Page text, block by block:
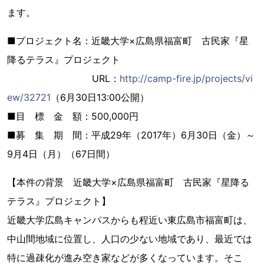
ます。
■プロジェクト名：近畿大学×広島県福富町 古民家『星
降るテラス』プロジェクト
URL： http://camp-fire.jp/projects/vi
ew/32721 （6月30日13:00公開）
■目 標 金 額：500,000円
■募 集 期 間：平成29年（2017年）6月30日（金）～
9月4日（月）（67日間）
【本件の背景 近畿大学×広島県福富町 古民家『星降る
テラス』プロジェクト】
近畿大学広島キャンパスからも程近い東広島市福富町は、
中山間地域に位置し、人口の少ない地域であり、最近では
特に過疎化が進み空き家などが多くなっています。そこ